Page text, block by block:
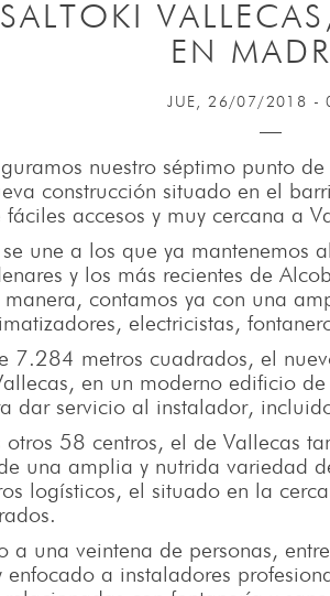
EN
JUE, 26/07/2018 -
nuestro séptimo punto
construcción situado en el
accesos y muy cercana a
une a los que ya mantenemos
y los más recientes de
contamos ya con una
electricistas,
7.284 metros cuadrados, el
en un moderno edificio
dar servicio al instalador,
58 centros, el de Vallecas
una amplia y nutrida variedad
logísticos, el situado en la
a una veintena de personas,
a instaladores